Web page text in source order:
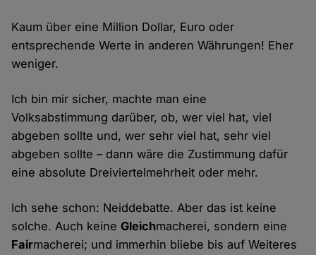
Kaum über eine Million Dollar, Euro oder
entsprechende Werte in anderen Währungen! Eher
weniger.
Ich bin mir sicher, machte man eine
Volksabstimmung darüber, ob, wer viel hat, viel
abgeben sollte und, wer sehr viel hat, sehr viel
abgeben sollte – dann wäre die Zustimmung dafür
eine absolute Dreiviertelmehrheit oder mehr.
Ich sehe schon: Neiddebatte. Aber das ist keine
solche. Auch keineGleichmacherei, sondern eine
Fairmacherei; und immerhin bliebe bis auf Weiteres